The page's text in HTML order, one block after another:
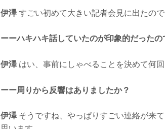
伊澤すごい初めて大きい記者会見に出たので
ーーハキハキ話していたのが印象的だった
伊澤はい、事前にしゃべることを決めて何回
ーー周りから反響はありましたか？
伊澤そうですね、やっぱりすごい連絡が来